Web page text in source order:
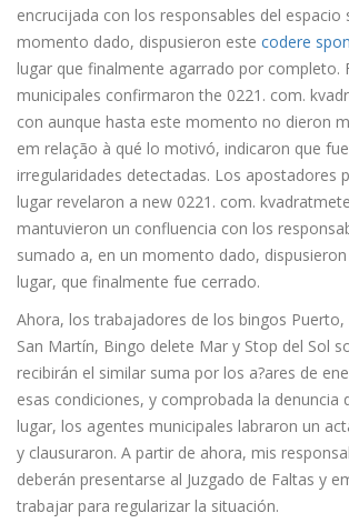
encrucijada con los responsables del espacio
momento dado, dispusieron este codere
lugar que finalmente agarrado por completo.
municipales confirmaron the 0221. com.
con aunque hasta este momento no dieron
em relação à qué lo motivó, indicaron que
irregularidades detectadas. Los apostadores
lugar revelaron a new 0221. com.
mantuvieron un confluencia con los
sumado a, en un momento dado,
lugar, que finalmente fue cerrado.
Ahora, los trabajadores de los bingos
San Martín, Bingo delete Mar y Stop del Sol
recibirán el similar suma por los a?ares de
esas condiciones, y comprobada la denuncia
lugar, los agentes municipales labraron un
y clausuraron. A partir de ahora, mis
deberán presentarse al Juzgado de Faltas y
trabajar para regularizar la situación.